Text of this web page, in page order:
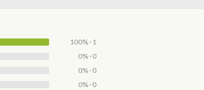
100% · 1
0% · 0
0% · 0
0% · 0